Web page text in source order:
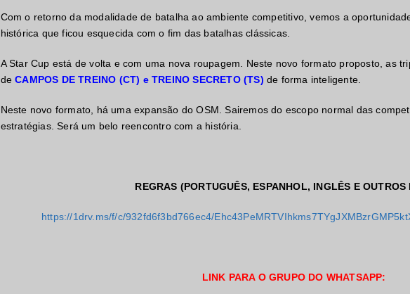
Com o retorno da modalidade de batalha ao ambiente competitivo, vemos a
histórica que ficou esquecida com o fim das batalhas clássicas.
A Star Cup está de volta e com uma nova roupagem. Neste novo formato proposto, as
deCAMPOS DE TREINO (CT) e TREINO SECRETO (TS) de forma inteligente.
Neste novo formato, há uma expansão do OSM. Sairemos do escopo normal das
estratégias. Será um belo reencontro com a história.
REGRAS (PORTUGUÊS, ESPANHOL, INGLÊS E OUTROS
https://1drv.ms/f/c/932fd6f3bd766ec4/
LINK PARA O GRUPO DO WHATSAPP: